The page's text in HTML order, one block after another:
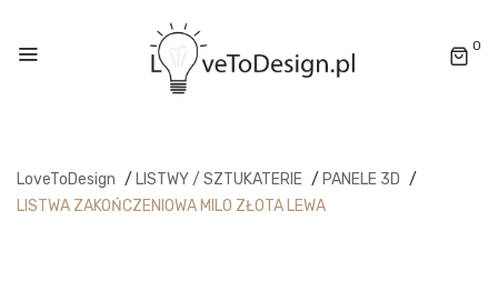
0
LoveToDesign / LISTWY / SZTUKATERIE / PANELE 3D /
LISTWA ZAKOŃCZENIOWA MILO ZŁOTA LEWA